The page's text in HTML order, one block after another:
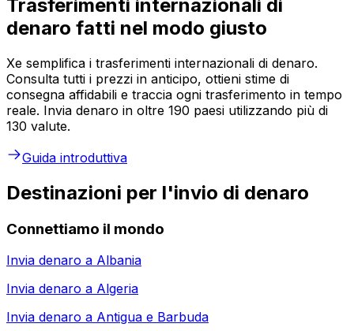
Trasferimenti internazionali di
denaro fatti nel modo giusto
Xe semplifica i trasferimenti internazionali di denaro.
Consulta tutti i prezzi in anticipo, ottieni stime di
consegna affidabili e traccia ogni trasferimento in tempo
reale. Invia denaro in oltre 190 paesi utilizzando più di
130 valute.
Guida introduttiva
Destinazioni per l'invio di denaro
Connettiamo il mondo
Invia denaro a Albania
Invia denaro a Algeria
Invia denaro a Antigua e Barbuda